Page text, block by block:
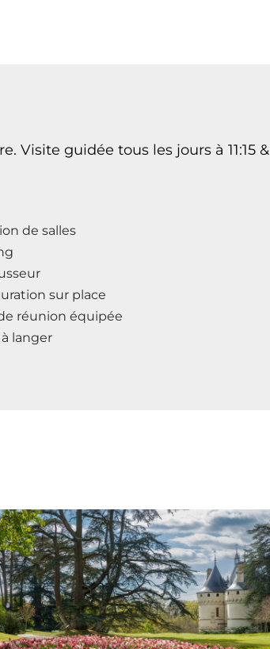
Visite guidée tous les jours à 11:15 &
de salles
sur place
réunion équipée
langer